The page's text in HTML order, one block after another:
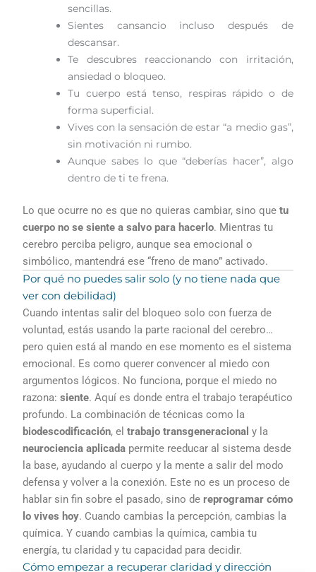
sencillas.
Sientes cansancio incluso después de
descansar.
Te descubres reaccionando con irritación,
ansiedad o bloqueo.
Tu cuerpo está tenso, respiras rápido o de
forma superficial.
Vives con la sensación de estar “a medio gas”,
sin motivación ni rumbo.
Aunque sabes lo que “deberías hacer”, algo
dentro de ti te frena.
Lo que ocurre no es que no quieras cambiar, sino quetu
cuerpo no se siente a salvo para hacerlo. Mientras tu
cerebro perciba peligro, aunque sea emocional o
simbólico, mantendrá ese “freno de mano” activado.
Por qué no puedes salir solo (y no tiene nada que
ver con debilidad)
Cuando intentas salir del bloqueo solo con fuerza de
voluntad, estás usando la parte racional del cerebro…
pero quien está al mando en ese momento es el sistema
emocional. Es como querer convencer al miedo con
argumentos lógicos. No funciona, porque el miedo no
razona:siente. Aquí es donde entra el trabajo terapéutico
profundo. La combinación de técnicas como la
biodescodificación, eltrabajo transgeneracional y la
neurociencia aplicada permite reeducar al sistema desde
la base, ayudando al cuerpo y la mente a salir del modo
defensa y volver a la conexión. Este no es un proceso de
hablar sin fin sobre el pasado, sino dereprogramar cómo
lo vives hoy. Cuando cambias la percepción, cambias la
química. Y cuando cambias la química, cambia tu
energía, tu claridad y tu capacidad para decidir.
Cómo empezar a recuperar claridad y dirección